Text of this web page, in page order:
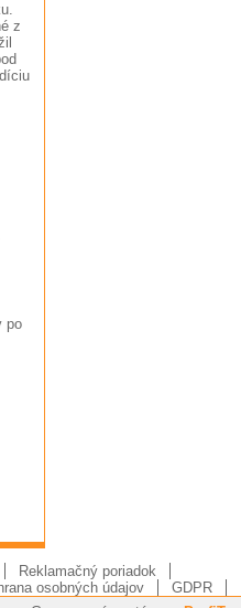
z
po
Reklamačný poriadok
osobných údajov
GDPR